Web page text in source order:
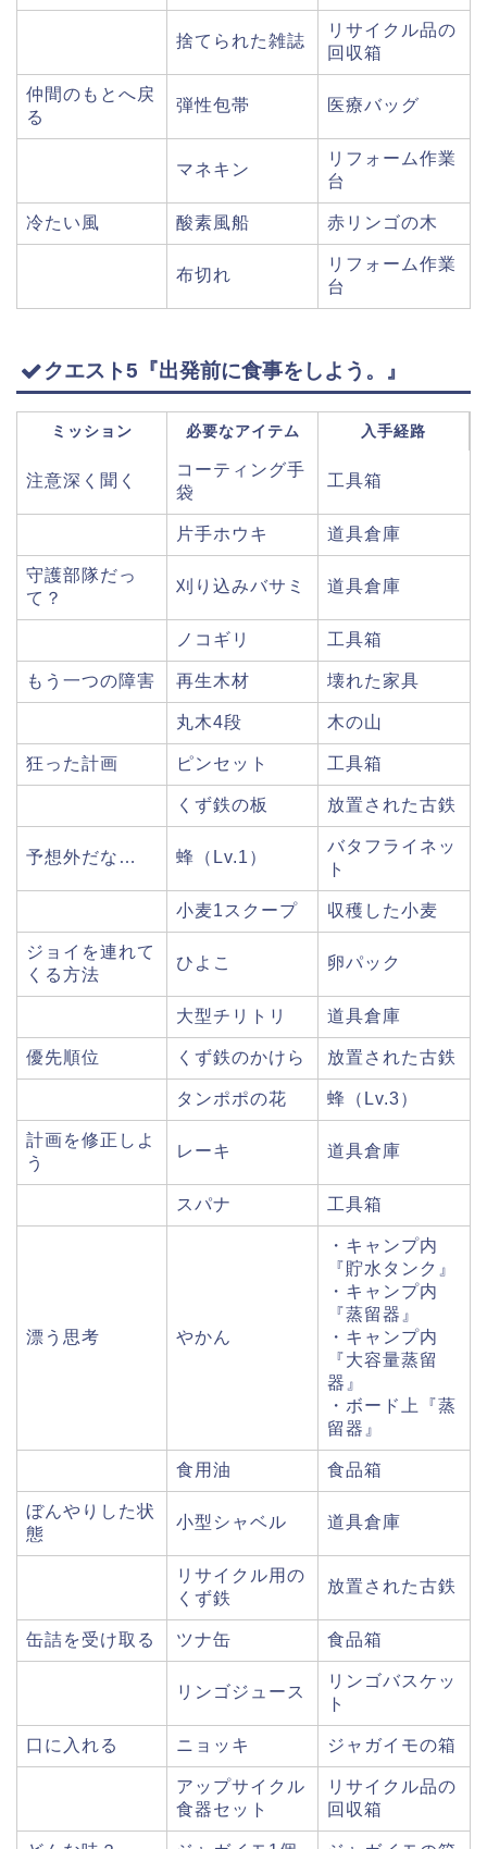
捨てられた雑誌
リサイクル品の
回収箱
仲間のもとへ戻
る
弾性包帯 医療バッグ
マネキン
リフォーム作業
台
冷たい風 酸素風船 赤リンゴの木
布切れ
リフォーム作業
台
クエスト5『出発前に食事をしよう。』
ミッション 必要なアイテム 入手経路
注意深く聞く
コーティング手
袋
工具箱
片手ホウキ 道具倉庫
守護部隊だっ
て？
刈り込みバサミ 道具倉庫
ノコギリ 工具箱
もう一つの障害 再生木材 壊れた家具
丸木4段 木の山
狂った計画 ピンセット 工具箱
くず鉄の板 放置された古鉄
予想外だな… 蜂（Lv.1）
バタフライネッ
ト
小麦1スクープ 収穫した小麦
ジョイを連れて
くる方法
ひよこ 卵パック
大型チリトリ 道具倉庫
優先順位 くず鉄のかけら 放置された古鉄
タンポポの花 蜂（Lv.3）
計画を修正しよ
う
レーキ 道具倉庫
スパナ 工具箱
漂う思考 やかん
・キャンプ内
『貯水タンク』
・キャンプ内
『蒸留器』
・キャンプ内
『大容量蒸留
器』
・ボード上『蒸
留器』
食用油 食品箱
ぼんやりした状
態
小型シャベル 道具倉庫
リサイクル用の
くず鉄
放置された古鉄
缶詰を受け取る ツナ缶 食品箱
リンゴジュース
リンゴバスケッ
ト
口に入れる ニョッキ ジャガイモの箱
アップサイクル
食器セット
リサイクル品の
回収箱